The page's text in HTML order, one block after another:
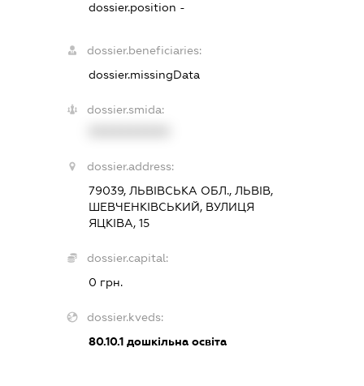
dossier.position -
dossier.beneficiaries:
dossier.missingData
dossier.smida:
dossier.address:
79039, ЛЬВІВСЬКА ОБЛ., ЛЬВІВ,
ШЕВЧЕНКІВСЬКИЙ, ВУЛИЦЯ
ЯЦКІВА, 15
dossier.capital:
0 грн.
dossier.kveds:
80.10.1 дошкільна освіта